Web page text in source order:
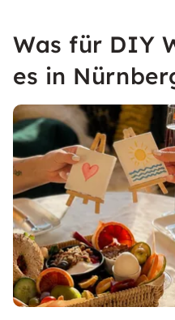
Was für DIY
es in